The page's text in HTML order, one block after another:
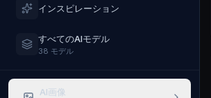
インスピレーション
すべてのAIモデル
38 モデル
AI画像